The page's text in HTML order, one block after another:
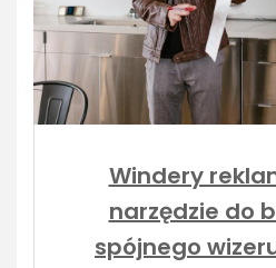
Windery
narzędzie do
spójnego